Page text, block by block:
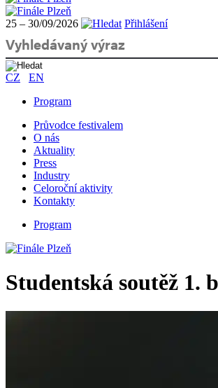
25 – 30/09/2026 Přihlášení
CZ
EN
Program
Průvodce festivalem
O nás
Aktuality
Press
Industry
Celoroční aktivity
Kontakty
Program
Studentská soutěž 1.